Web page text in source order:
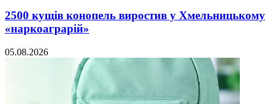
2500 кущів конопель виростив у Хмельницькому
«наркоаграрій»
05.08.2026